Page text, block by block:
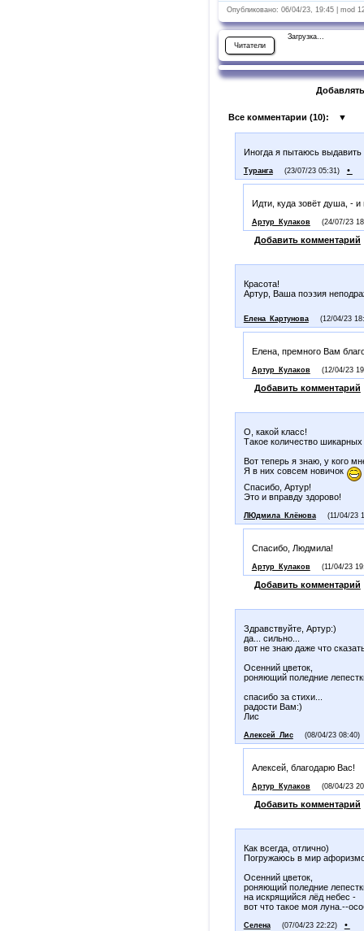
Опубликовано: 06/04/23, 19:45 | mod
Читатели
Загрузка...
Все комментарии (10): ▼
Иногда я пытаюсь
Туранга (23/07/23 05:31) •
Идти, куда зовёт душа, -
Артур_Кулаков (24/07/23
Добавить комментарий
Красота!
Артур, Ваша поэзия
Елена_Картунова (12/04/23
Елена, премного Вам
Артур_Кулаков (12/04/23
Добавить комментарий
О, какой класс!
Такое количество
Вот теперь я знаю, у кого
Я в них совсем новичок
Спасибо, Артур!
Это и вправду здорово!
ЛЮдмила_Клёнова (11/04/23
Спасибо, Людмила!
Артур_Кулаков (11/04/23
Добавить комментарий
Здравствуйте, Артур:)
да... сильно...
вот не знаю даже что
Осенний цветок,
роняющий поледние
спасибо за стихи...
радости Вам:)
Лис
Алексей_Лис (08/04/23 08:40)
Алексей, благодарю Вас!
Артур_Кулаков (08/04/23
Добавить комментарий
Как всегда, отлично)
Погружаюсь в мир
Осенний цветок,
роняющий поледние
на искрящийся лёд небес -
вот что такое моя луна.--
Селена (07/04/23 22:22) •